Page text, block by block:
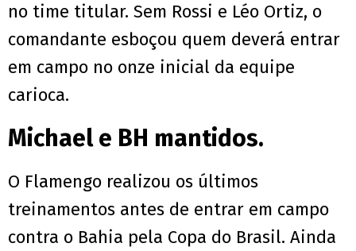
no time titular. Sem Rossi e Léo Ortiz, o
comandante esboçou quem deverá entrar
em campo no onze inicial da equipe
carioca.
Michael e BH mantidos.
O Flamengo realizou os últimos
treinamentos antes de entrar em campo
contra o Bahia pela Copa do Brasil. Ainda